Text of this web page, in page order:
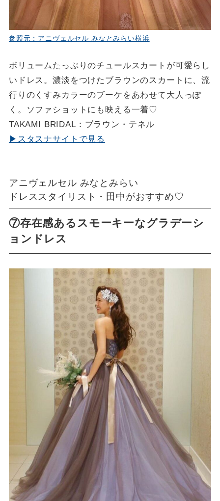
参照元：アニヴェルセル みなとみらい横浜
ボリュームたっぷりのチュールスカートが可愛らし
いドレス。濃淡をつけたブラウンのスカートに、流
行りのくすみカラーのブーケをあわせて大人っぽ
く。ソファショットにも映える一着♡
TAKAMI BRIDAL：ブラウン・テネル
▶スタスナサイトで見る
アニヴェルセル みなとみらい
ドレススタイリスト・田中がおすすめ♡
⑦存在感あるスモーキーなグラデーシ
ョンドレス